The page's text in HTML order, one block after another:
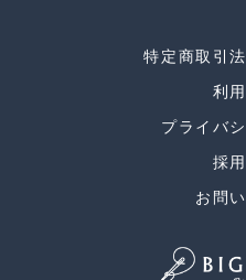
特定商取引
利
プライバ
採
お問